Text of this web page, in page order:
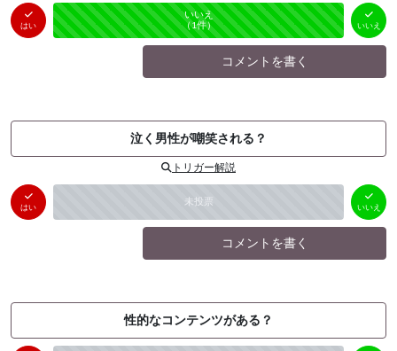
はい
はい
（0件）
未投票
いいえ
（1件） いいえ
コメントを書く
泣く男性が嘲笑される？
トリガー解説
はい 未投票
いいえ
（ 0件）
いいえ
コメントを書く
性的なコンテンツがある？